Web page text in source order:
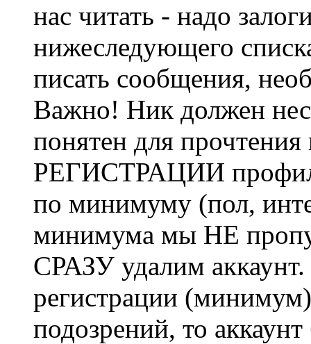
нас читать - надо
нижеследующего
писать сообщения,
Важно! Ник должен
понятен для
РЕГИСТРАЦИИ профиль
по минимуму (пол,
минимума мы НЕ
СРАЗУ удалим
регистрации
подозрений, то